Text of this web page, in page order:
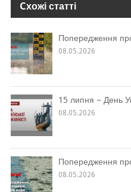
Cхожі статті
Попередження про
08.05.2026
15 липня – День
08.05.2026
Попередження про
08.05.2026